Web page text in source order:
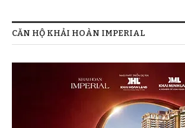
CĂN HỘ KHẢI HOÀN IMPERIAL